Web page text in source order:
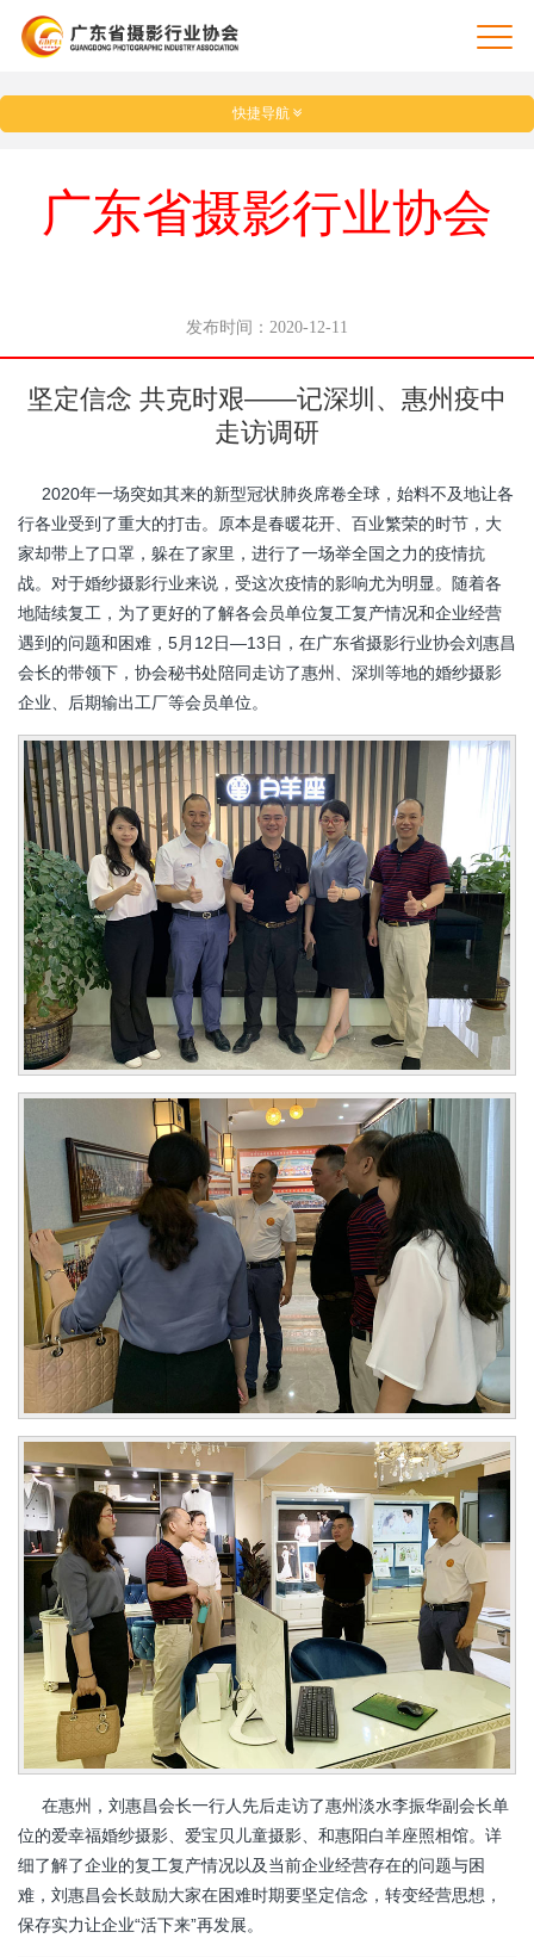
快捷导航
广东省摄影行业协会
发布时间：2020-12-11
坚定信念 共克时艰——记深圳、惠州疫中
走访调研
2020年一场突如其来的新型冠状肺炎席卷全球，始料不及地让各
行各业受到了重大的打击。原本是春暖花开、百业繁荣的时节，大
家却带上了口罩，躲在了家里，进行了一场举全国之力的疫情抗
战。对于婚纱摄影行业来说，受这次疫情的影响尤为明显。随着各
地陆续复工，为了更好的了解各会员单位复工复产情况和企业经营
遇到的问题和困难，5月12日—13日，在广东省摄影行业协会刘惠昌
会长的带领下，协会秘书处陪同走访了惠州、深圳等地的婚纱摄影
企业、后期输出工厂等会员单位。
在惠州，刘惠昌会长一行人先后走访了惠州淡水李振华副会长单
位的爱幸福婚纱摄影、爱宝贝儿童摄影、和惠阳白羊座照相馆。详
细了解了企业的复工复产情况以及当前企业经营存在的问题与困
难，刘惠昌会长鼓励大家在困难时期要坚定信念，转变经营思想，
保存实力让企业“活下来”再发展。